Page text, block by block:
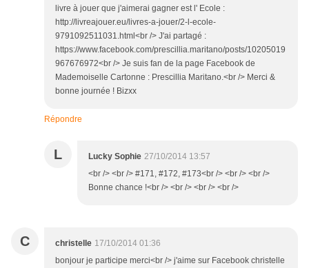
livre à jouer que j'aimerai gagner est l' Ecole :
http://livreajouer.eu/livres-a-jouer/2-l-ecole-
9791092511031.html<br /> J'ai partagé :
https://www.facebook.com/prescillia.maritano/posts/10205019
967676972<br /> Je suis fan de la page Facebook de
Mademoiselle Cartonne : Prescillia Maritano.<br /> Merci &
bonne journée ! Bizxx
Répondre
L Lucky Sophie 27/10/2014 13:57
<br /> <br /> #171, #172, #173<br /> <br /> <br />
Bonne chance !<br /> <br /> <br /> <br />
C christelle 17/10/2014 01:36
bonjour je participe merci<br /> j'aime sur Facebook christelle